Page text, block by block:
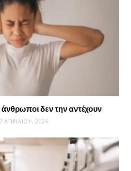
άνθρωποι δεν την αντέχουν
ΑΠΡΙΛΊΟΥ, 2026